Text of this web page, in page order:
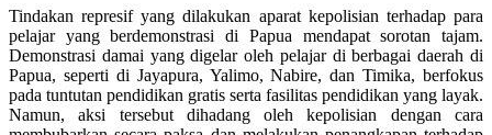
Tindakan represif yang dilakukan aparat kepolisian terhadap para
pelajar yang berdemonstrasi di Papua mendapat sorotan tajam.
Demonstrasi damai yang digelar oleh pelajar di berbagai daerah di
Papua, seperti di Jayapura, Yalimo, Nabire, dan Timika, berfokus
pada tuntutan pendidikan gratis serta fasilitas pendidikan yang layak.
Namun, aksi tersebut dihadang oleh kepolisian dengan cara